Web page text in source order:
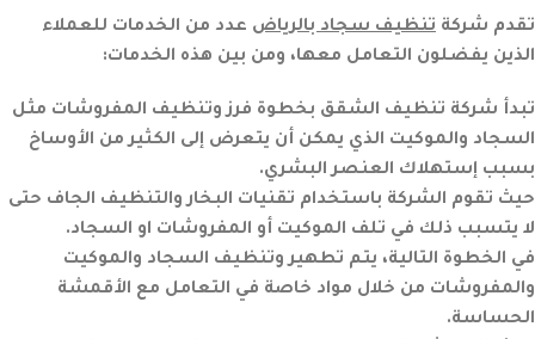
تقدم شركة تنظيف سجاد بالرياض عدد من الخدمات للعملاء
الذين يفضلون التعامل معها، ومن بين هذه الخدمات:
تبدأ شركة تنظيف الشقق بخطوة فرز وتنظيف المفروشات مثل
السجاد والموكيت الذي يمكن أن يتعرض إلى الكثير من الأوساخ
بسبب إستهلاك العنصر البشري.
حيث تقوم الشركة باستخدام تقنيات البخار والتنظيف الجاف حتى
لا يتسبب ذلك في تلف الموكيت أو المفروشات او السجاد.
في الخطوة التالية، يتم تطهير وتنظيف السجاد والموكيت
والمفروشات من خلال مواد خاصة في التعامل مع الأقمشة
الحساسة.